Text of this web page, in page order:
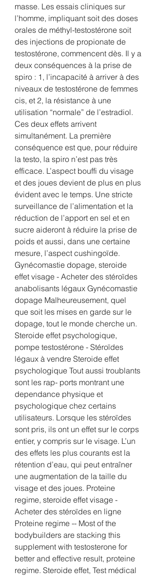
masse. Les essais cliniques sur
l’homme, impliquant soit des doses
orales de méthyl-testostérone soit
des injections de propionate de
testostérone, commencent dès. Il y a
deux conséquences à la prise de
spiro : 1, l’incapacité à arriver à des
niveaux de testostérone de femmes
cis, et 2, la résistance à une
utilisation “normale” de l’estradiol.
Ces deux effets arrivent
simultanément. La première
conséquence est que, pour réduire
la testo, la spiro n’est pas très
efficace. L’aspect bouffi du visage
et des joues devient de plus en plus
évident avec le temps. Une stricte
surveillance de l’alimentation et la
réduction de l’apport en sel et en
sucre aideront à réduire la prise de
poids et aussi, dans une certaine
mesure, l’aspect cushingoïde.
Gynécomastie dopage, steroide
effet visage - Acheter des stéroïdes
anabolisants légaux Gynécomastie
dopage Malheureusement, quel
que soit les mises en garde sur le
dopage, tout le monde cherche un.
Steroide effet psychologique,
pompe testostérone - Stéroïdes
légaux à vendre Steroide effet
psychologique Tout aussi troublants
sont les rap- ports montrant une
dependance physique et
psychologique chez certains
utilisateurs. Lorsque les stéroïdes
sont pris, ils ont un effet sur le corps
entier, y compris sur le visage. L’un
des effets les plus courants est la
rétention d’eau, qui peut entraîner
une augmentation de la taille du
visage et des joues. Proteine
regime, steroide effet visage -
Acheter des stéroïdes en ligne
Proteine regime -- Most of the
bodybuilders are stacking this
supplement with testosterone for
better and effective result, proteine
regime. Steroide effet, Test médical